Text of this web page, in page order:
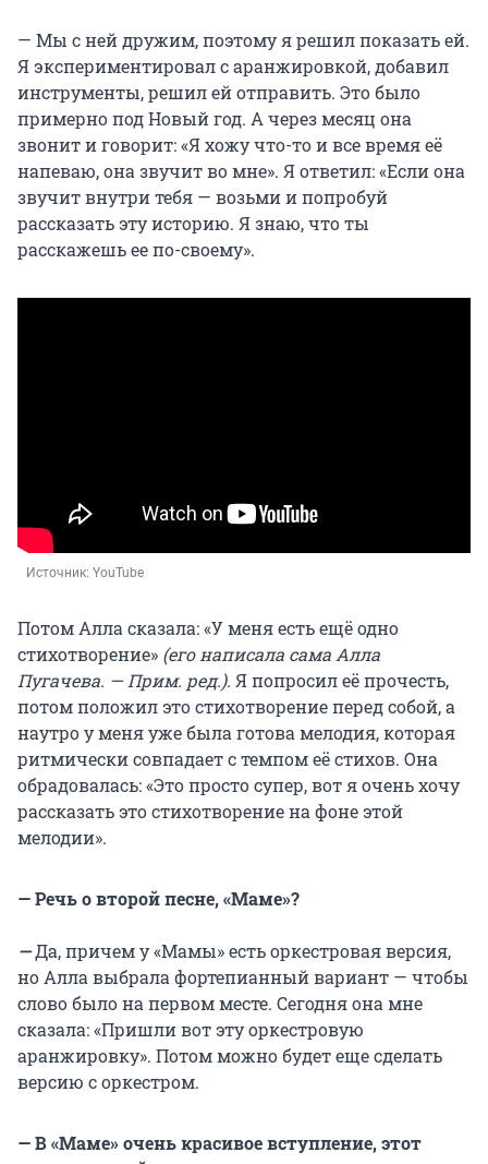
— Мы с ней дружим, поэтому я решил показать ей.
Я экспериментировал с аранжировкой, добавил
инструменты, решил ей отправить. Это было
примерно под Новый год. А через месяц она
звонит и говорит: «Я хожу что-то и все время её
напеваю, она звучит во мне». Я ответил: «Если она
звучит внутри тебя — возьми и попробуй
рассказать эту историю. Я знаю, что ты
расскажешь ее по-своему».
Источник: YouTube
Потом Алла сказала: «У меня есть ещё одно
стихотворение» (его написала сама Алла
Пугачева. — Прим. ред.). Я попросил её прочесть,
потом положил это стихотворение перед собой, а
наутро у меня уже была готова мелодия, которая
ритмически совпадает с темпом её стихов. Она
обрадовалась: «Это просто супер, вот я очень хочу
рассказать это стихотворение на фоне этой
мелодии».
— Речь о второй песне, «Маме»?
—Да, причем у «Мамы» есть оркестровая версия,
но Алла выбрала фортепианный вариант — чтобы
слово было на первом месте. Сегодня она мне
сказала: «Пришли вот эту оркестровую
аранжировку». Потом можно будет еще сделать
версию с оркестром.
— В «Маме» очень красивое вступление, этот